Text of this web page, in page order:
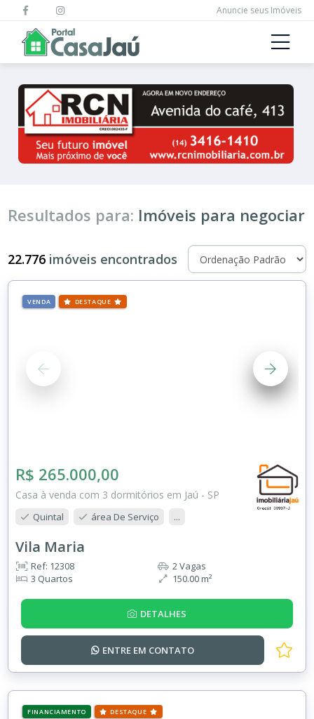
Anuncie seus Imóveis
Resultados para: Imóveis para negociar
22.776 imóveis encontrados
VENDA DESTAQUE
R$ 265.000,00
Casa à venda com 3 dormitórios em Jaú - SP
Quintal área De Serviço ...
Vila Maria
Ref: 12308
3 Quartos
2 Vagas
150.00 m²
DETALHES
ENTRE EM CONTATO
FINANCIAMENTO DESTAQUE